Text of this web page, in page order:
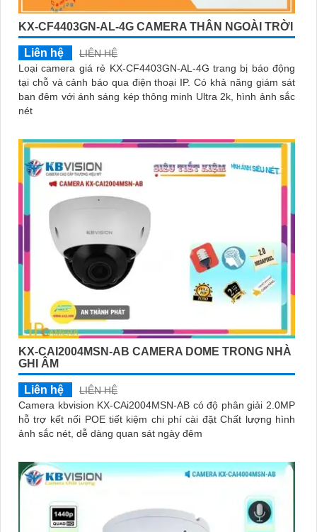
KX-CF4403GN-AL-4G CAMERA THÂN NGOÀI TRỜI
Liên hệ
LIÊN HỆ
Loại camera giá rẻ KX-CF4403GN-AL-4G trang bị báo động
tại chỗ và cảnh báo qua điện thoại IP. Có khả năng giám sát
ban đêm với ánh sáng kép thông minh Ultra 2k, hình ảnh sắc
nét
KX-CAI2004MSN-AB CAMERA DOME TRONG NHÀ
GHI ÂM
Liên hệ
LIÊN HỆ
Camera kbvision KX-CAi2004MSN-AB có độ phân giải 2.0MP
hỗ trợ kết nối POE tiết kiệm chi phí cài đặt Chất lượng hình
ảnh sắc nét, dễ dàng quan sát ngày đêm